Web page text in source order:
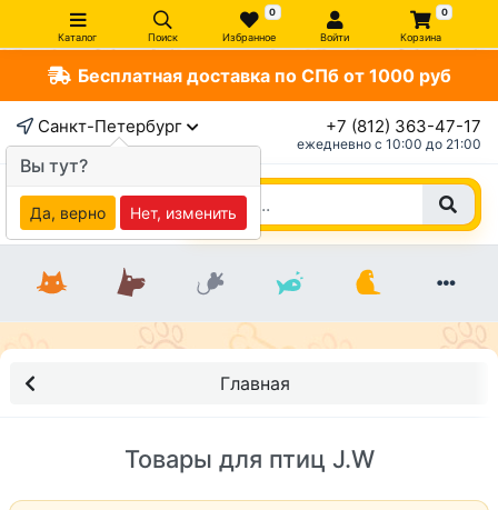
Каталог Поиск
0
Избранное Войти
0
Корзина
Бесплатная доставка по СПб от 1000 руб
Санкт-Петербург +7 (812) 363-47-17
ежедневно c 10:00 до 21:00
Главная
Товары для птиц J.W
Вы тут?
Да, верно Нет, изменить